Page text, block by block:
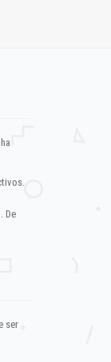
De
ser